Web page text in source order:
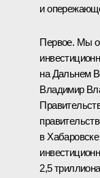
и
Первое. Мы
на Дальнем
Владимир
в
2,5